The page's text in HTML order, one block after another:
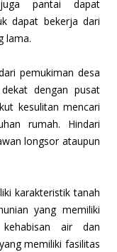
pantai dapat
dapat bekerja dari
lama.
pemukiman desa
dengan pusat
kesulitan mencari
rumah. Hindari
longsor ataupun
karakteristik tanah
yang memiliki
air dan
memiliki fasilitas